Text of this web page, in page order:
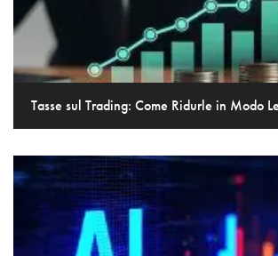
Tasse sul Trading: Come Ridurle in Modo